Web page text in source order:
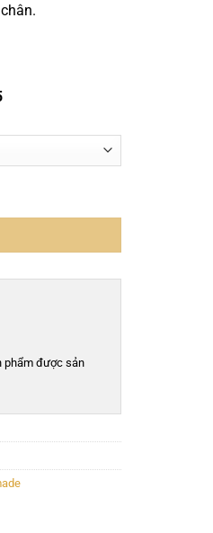
- GLLGY0143S số lượng
phẩm được sản